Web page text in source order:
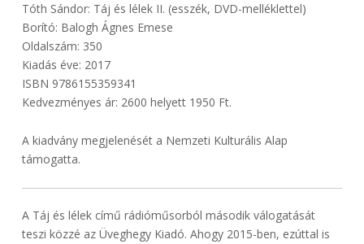
Tóth Sándor: Táj és lélek II. (esszék, DVD-melléklettel)
Borító: Balogh Ágnes Emese
Oldalszám: 350
Kiadás éve: 2017
ISBN 9786155359341
Kedvezményes ár: 2600 helyett 1950 Ft.
A kiadvány megjelenését a Nemzeti Kulturális Alap
támogatta.
A Táj és lélek című rádióműsorból második válogatását
teszi közzé az Üveghegy Kiadó. Ahogy 2015-ben, ezúttal is